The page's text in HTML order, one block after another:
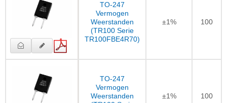
TO-247
Vermogen
Weerstanden
(TR100 Serie
TR100FBE4R70)
±1% 100
TO-247
Vermogen
Weerstanden
±1% 100